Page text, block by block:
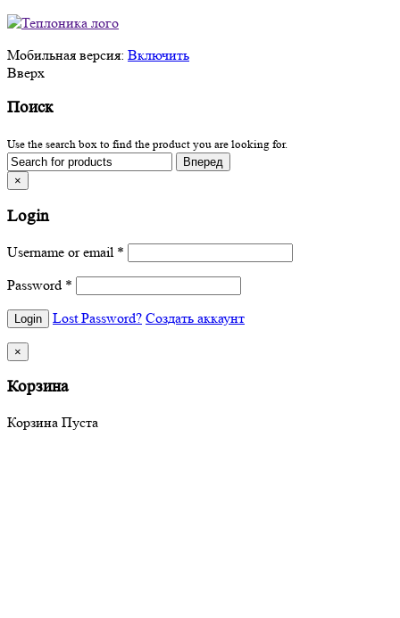
Мобильная версия: Включить
Вверх
Поиск
Use the search box to find the product you are looking for.
×
Login
Username or email *
Password *
Lost Password? Создать аккаунт
×
Корзина
Корзина Пуста